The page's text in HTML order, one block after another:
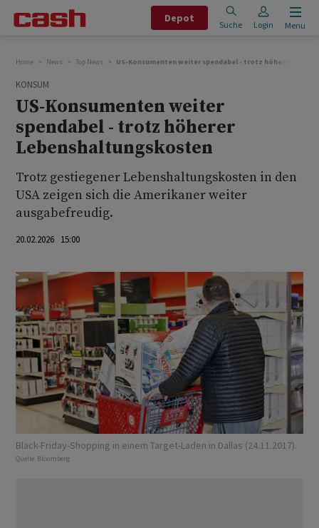
Depot
Suche Login Menu
Home News Top News US-Konsumenten weiter spendabel - trotz höherer
KONSUM
US-Konsumenten weiter
spendabel - trotz höherer
Lebenshaltungskosten
Trotz gestiegener Lebenshaltungskosten in den
USA zeigen sich die Amerikaner weiter
ausgabefreudig.
20.02.2026 15:00
Black-Friday-Shopping in einem Target-Laden in Dallas (24.11.2017).
Quelle: Bloomberg